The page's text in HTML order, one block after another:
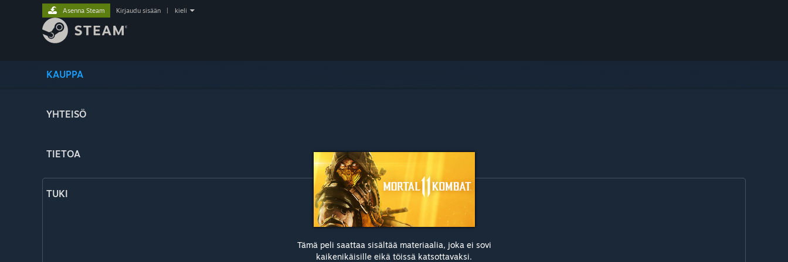
KAUPPA
YHTEISÖ
TIETOA
TUKI
Asenna Steam Kirjaudu sisään kieli
Tämä peli saattaa sisältää materiaalia, joka ei sovi
kaikenikäisille eikä töissä katsottavaksi.